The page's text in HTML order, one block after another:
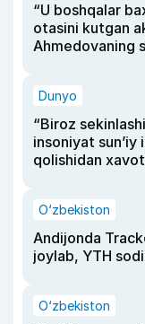
“U boshqalar
otasini kutgan
Ahmedovaning
Dunyo
“Biroz
insoniyat
qolishidan
O‘zbekiston
Andijonda
joylab, YTH
O‘zbekiston